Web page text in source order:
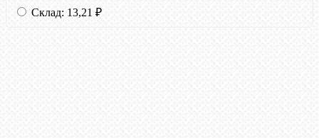
Склад: 13,21 ₽